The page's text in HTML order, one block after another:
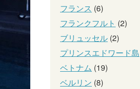
フランス (6)
フランクフルト (2)
ブリュッセル (2)
プリンスエドワード島
ベトナム (19)
ベルリン (8)